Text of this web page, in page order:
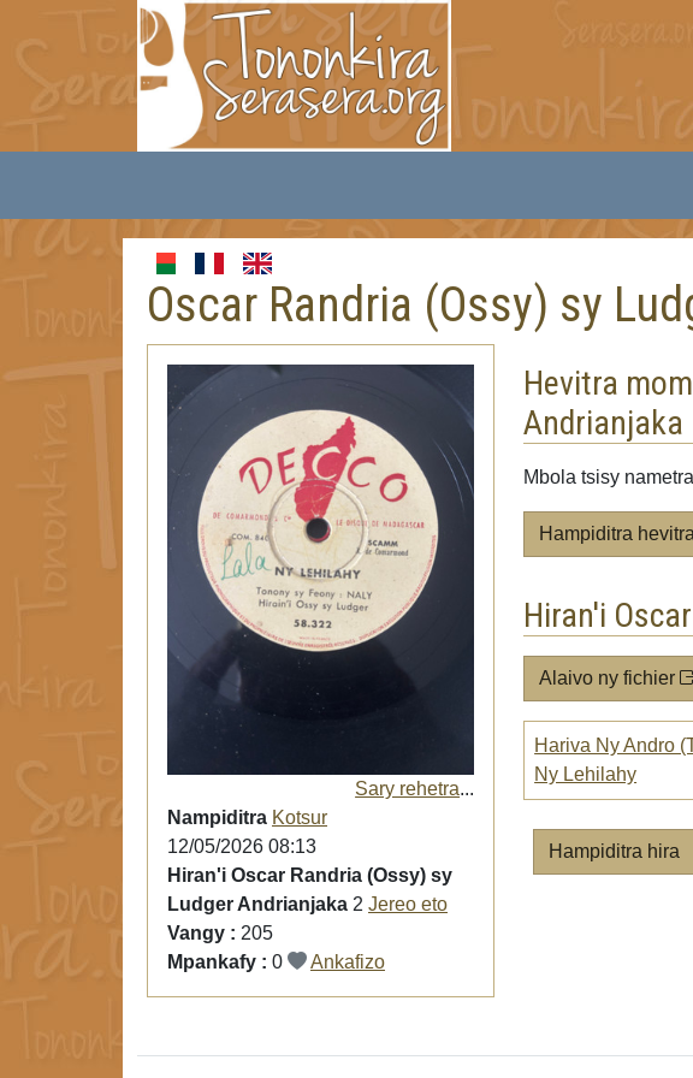
Oscar Randria (Ossy) sy
Sary rehetra...
Nampiditra Kotsur
12/05/2026 08:13
Hiran'i Oscar Randria (Ossy) sy
Ludger Andrianjaka 2 Jereo eto
Vangy : 205
Mpankafy : 0 Ankafizo
Hevitra
Andrianjaka
Mbola tsisy
Hampiditra hevitra
Hiran'i
Alaivo ny fichier
Hariva Ny Andro
Ny Lehilahy
Hampiditra hira